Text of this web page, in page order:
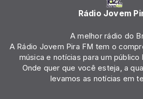
Rádio Jovem
A melhor rádio do
A Rádio Jovem Pira FM tem o
música e notícias para um
Onde quer que você esteja, a
levamos as notícias em